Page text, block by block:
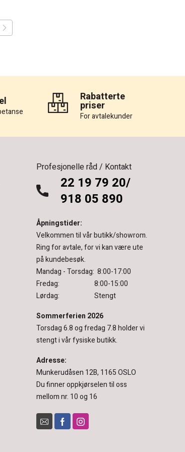
Rabatterte
priser
For avtalekunder
Profesjonelle råd / Kontakt
22 19 79 20/
918 05 890
Åpningstider:
Velkommen til vår butikk/showrom.
Ring for avtale, for vi kan være ute
på kundebesøk.
Mandag - Torsdag: 8:00-17:00
Fredag: 8:00-15:00
Lørdag: Stengt
Sommerferien 2026
Torsdag 6.8 og fredag 7.8 holder vi
stengt i vår fysiske butikk.
Adresse:
Munkerudåsen 12B, 1165 OSLO
Du finner oppkjørselen til oss
mellom nr. 10 og 16